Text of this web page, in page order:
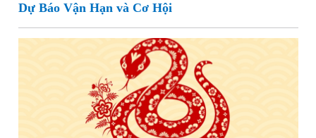
Dự Báo Vận Hạn và Cơ Hội